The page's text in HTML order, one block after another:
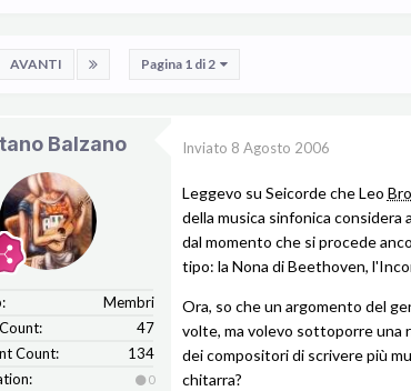
AVANTI Pagina 1 di 2
Balzano
Membri
47
Count:
134
0
Inviato 8 Agosto 2006
Leggevo su Seicorde che Leo
della musica sinfonica
dal momento che si procede
tipo: la Nona di Beethoven,
Ora, so che un argomento del
volte, ma volevo sottoporre una
dei compositori di scrivere più
chitarra?